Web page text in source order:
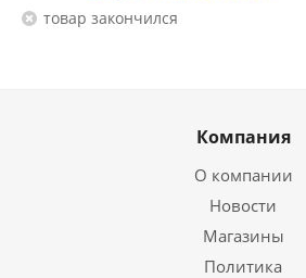
Товар закончился
Компания
О компании
Новости
Магазины
Политика